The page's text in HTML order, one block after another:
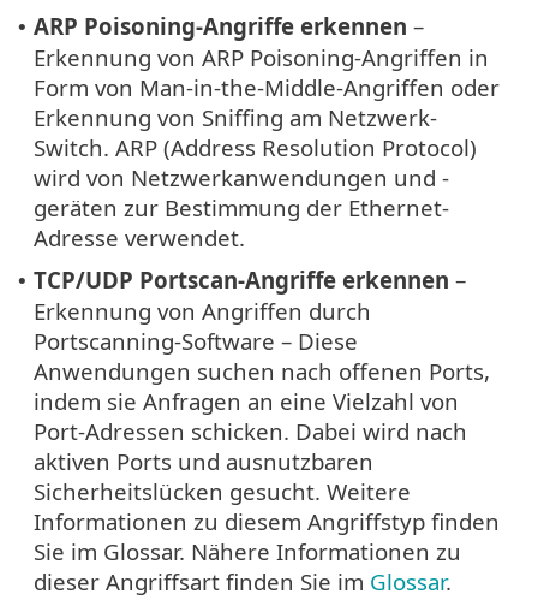
• ARP Poisoning-Angriffe erkennen –
Erkennung von ARP Poisoning-Angriffen in
Form von Man-in-the-Middle-Angriffen oder
Erkennung von Sniffing am Netzwerk-
Switch. ARP (Address Resolution Protocol)
wird von Netzwerkanwendungen und -
geräten zur Bestimmung der Ethernet-
Adresse verwendet.
• TCP/UDP Portscan-Angriffe erkennen –
Erkennung von Angriffen durch
Portscanning-Software – Diese
Anwendungen suchen nach offenen Ports,
indem sie Anfragen an eine Vielzahl von
Port-Adressen schicken. Dabei wird nach
aktiven Ports und ausnutzbaren
Sicherheitslücken gesucht. Weitere
Informationen zu diesem Angriffstyp finden
Sie im Glossar. Nähere Informationen zu
dieser Angriffsart finden Sie im Glossar.